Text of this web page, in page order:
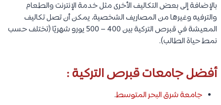
بالإضافة إلى بعض التكاليف الأخرى مثل خدمة الإنترنت والطعام
والترفيه وغيرها من المصاريف الشخصية، يمكن أن تصل تكاليف
المعيشة في قبرص التركية بين 400 – 500 يورو شهريًا (تختلف حسب
نمط حياة الطالب).
أفضل جامعات قبرص التركية :
جامعة شرق البحر المتوسط.